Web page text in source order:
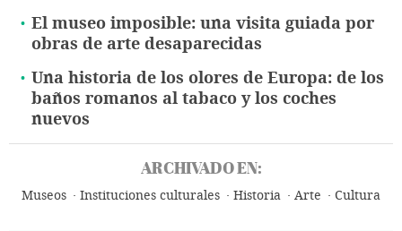
El museo imposible: una visita guiada por
obras de arte desaparecidas
Una historia de los olores de Europa: de los
baños romanos al tabaco y los coches
nuevos
ARCHIVADO EN:
Museos Instituciones culturales Historia Arte Cultura